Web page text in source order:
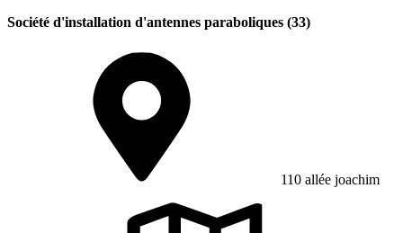
Société d'installation d'antennes paraboliques (33)
110 allée joachim